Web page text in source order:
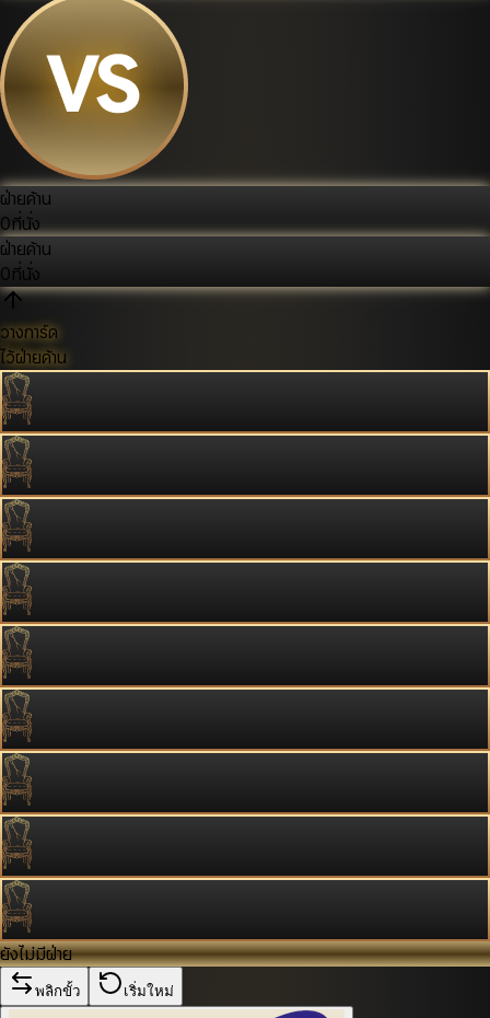
ฝ่ายค้าน
0ที่นั่ง
ฝ่ายค้าน
0ที่นั่ง
วางการ์ด
ไว้ฝ่ายค้าน
ยังไม่มีฝ่าย
พลิกขั้ว เริ่มใหม่